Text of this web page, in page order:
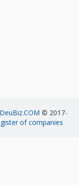
© 2017-
of companies